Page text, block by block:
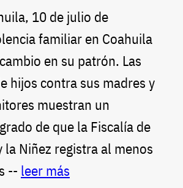
10 de julio de
familiar en Coahuila
en su patrón. Las
hijos contra sus madres y
muestran un
de que la Fiscalía de
la Niñez registra al menos
-- leer más